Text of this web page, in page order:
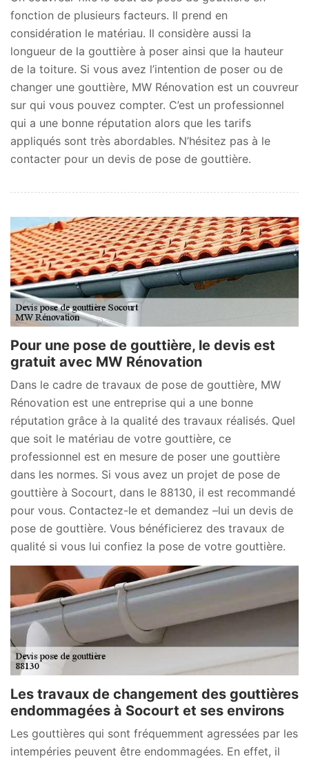
fonction de plusieurs facteurs. Il prend en
considération le matériau. Il considère aussi la
longueur de la gouttière à poser ainsi que la hauteur
de la toiture. Si vous avez l’intention de poser ou de
changer une gouttière, MW Rénovation est un couvreur
sur qui vous pouvez compter. C’est un professionnel
qui a une bonne réputation alors que les tarifs
appliqués sont très abordables. N’hésitez pas à le
contacter pour un devis de pose de gouttière.
Pour une pose de gouttière, le devis est
gratuit avec MW Rénovation
Dans le cadre de travaux de pose de gouttière, MW
Rénovation est une entreprise qui a une bonne
réputation grâce à la qualité des travaux réalisés. Quel
que soit le matériau de votre gouttière, ce
professionnel est en mesure de poser une gouttière
dans les normes. Si vous avez un projet de pose de
gouttière à Socourt, dans le 88130, il est recommandé
pour vous. Contactez-le et demandez –lui un devis de
pose de gouttière. Vous bénéficierez des travaux de
qualité si vous lui confiez la pose de votre gouttière.
Les travaux de changement des gouttières
endommagées à Socourt et ses environs
Les gouttières qui sont fréquemment agressées par les
intempéries peuvent être endommagées. En effet, il